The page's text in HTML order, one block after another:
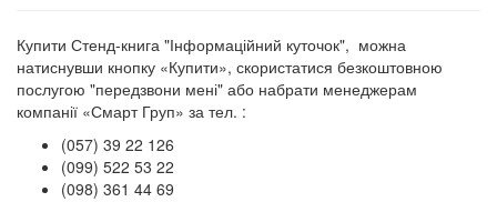
Купити Стенд-книга "Інформаційний куточок", можна
натиснувши кнопку «Купити», скористатися безкоштовною
послугою "передзвони мені" або набрати менеджерам
компанії «Смарт Груп» за тел. :
(057) 39 22 126
(099) 522 53 22
(098) 361 44 69